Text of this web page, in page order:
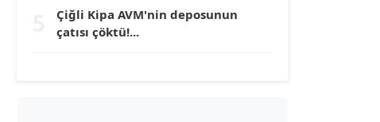
Köşe Yazarı
Çiğli Kipa AVM'nin deposunun
çatısı çöktü!...